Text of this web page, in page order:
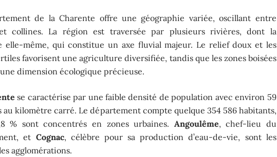
de la Charente offre une géographie variée, oscillant entre
collines. La région est traversée par plusieurs rivières, dont la
elle-même, qui constitue un axe fluvial majeur. Le relief doux et les
favorisent une agriculture diversifiée, tandis que les zones boisées
dimension écologique précieuse.
se caractérise par une faible densité de population avec environ 59
au kilomètre carré. Le département compte quelque 354 586 habitants,
% sont concentrés en zones urbaines. Angoulême, chef-lieu du
et Cognac, célèbre pour sa production d’eau-de-vie, sont les
agglomérations.